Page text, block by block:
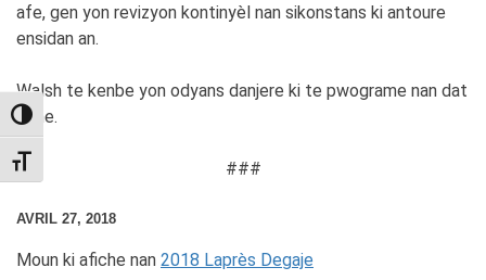
TOGGLE HIGH CONTRAST
TOGGLE FONT SIZE
afe, gen yon revizyon kontinyèl nan sikonstans ki antoure
ensidan an.
Walsh te kenbe yon odyans danjere ki te pwograme nan dat
3 me.
###
AVRIL 27, 2018
Moun ki afiche nan 2018 Laprès Degaje